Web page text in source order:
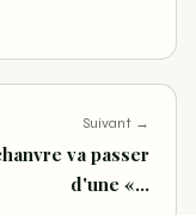
Suivant →
va passer
d'une «…